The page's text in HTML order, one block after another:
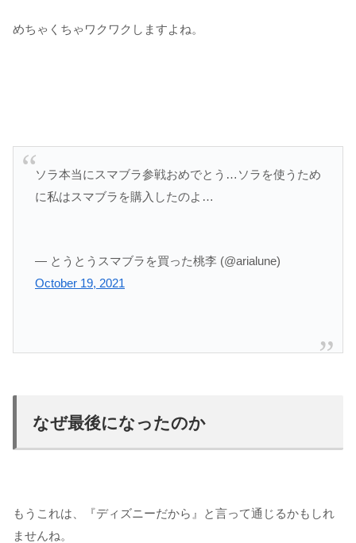
めちゃくちゃワクワクしますよね。
ソラ本当にスマブラ参戦おめでとう…ソラを使うため
に私はスマブラを購入したのよ…
— とうとうスマブラを買った桃李 (@arialune)
October 19, 2021
なぜ最後になったのか
もうこれは、『ディズニーだから』と言って通じるかもしれ
ませんね。